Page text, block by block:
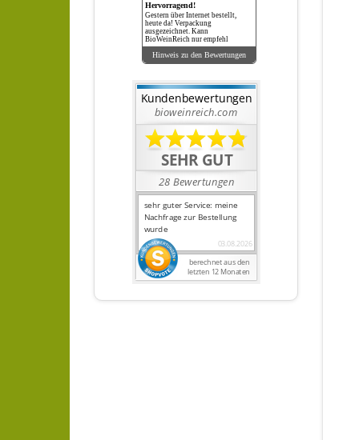
Hervorragend!
Gestern über Internet bestellt,
heute da! Verpackung
ausgezeichnet. Kann
BioWeinReich nur empfehl
Hinweis zu den Bewertungen